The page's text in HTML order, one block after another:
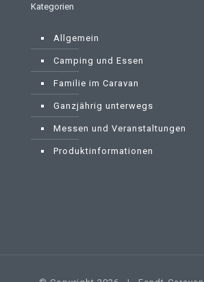
Kategorien
Allgemein
Camping und Essen
Familie im Caravan
Ganzjährig unterwegs
Messen und Veranstaltungen
Produktinformationen